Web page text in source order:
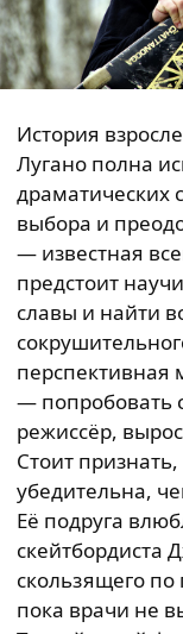
История
Лугано полна
драматических
выбора и
— известная
предстоит
славы и найти
перспективная
— попробовать
режиссёр,
Стоит
убедительна,
Её подруга
скейтбордиста
скользящего по
пока врачи не